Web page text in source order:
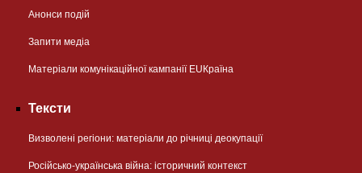
Анонси подій
Запити медіа
Матеріали комунікаційної кампанії EUКраїна
Тексти
Визволені регіони: матеріали до річниці деокупації
Російсько-українська війна: історичний контекст